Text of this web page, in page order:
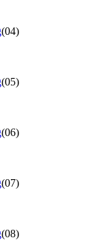
(04)
(05)
(06)
(07)
(08)